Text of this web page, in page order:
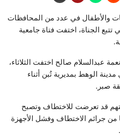
والأطفال في عدد من المحافظات
تتبع الجناة، اختفت فتاة جامعية
عبدالسلام صالح اختفت الثلاثاء،
الوهط بمديرية تُبن أثناء
صبر.
قد تعرضت للاختطاف وتصبح
من جرائم الاختطاف وفشل الأجهزة